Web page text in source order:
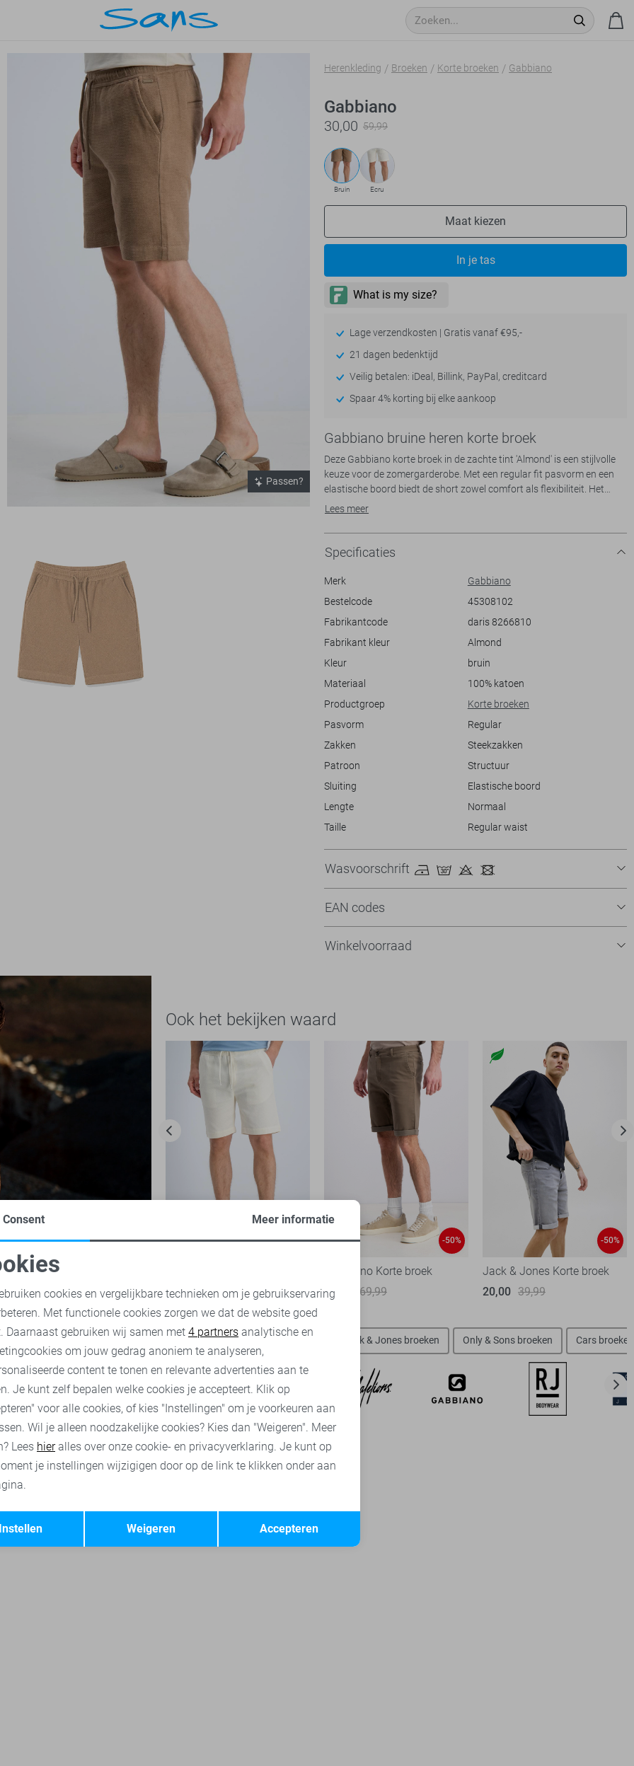
Passen?
Herenkleding Broeken Korte broeken Gabbiano
Gabbiano
30,00 59,99
Bruin Ecru
Maat kiezen
In je tas
Lage verzendkosten | Gratis vanaf €95,-
21 dagen bedenktijd
Veilig betalen: iDeal, Billink, PayPal, creditcard
Spaar 4% korting bij elke aankoop
Gabbiano bruine heren korte broek
Deze Gabbiano korte broek in de zachte tint 'Almond' is een stijlvolle
keuze voor de zomergarderobe. Met een regular fit pasvorm en een
elastische boord biedt de short zowel comfort als flexibiliteit. Het
materiaal van 100% katoen zorgt voor een aangename
toevoegt. De praktische steekzakken zijn ideaal om je essentials
binnen handbereik te houden, zonder dat het ten koste gaat van het
design.
veelzijdige keuze voor diverse gelegenheden. Of je nu een ontspannen
dag in de stad doorbrengt of een zomerse wandeling maakt, deze
short past perfect. Draag het met een luchtig T-shirt of een stijlvol
waist taille zit de broek comfortabel, terwijl het normale lengte een
moderne en toch tijdloze uitstraling behoudt.
Lees meer
Specificaties
Merk
Gabbiano
Bestelcode
45308102
Fabrikantcode
daris 8266810
Fabrikant kleur
Almond
Kleur
bruin
Materiaal
100% katoen
Productgroep
Korte broeken
Pasvorm
Regular
Zakken
Steekzakken
Patroon
Structuur
Sluiting
Elastische boord
Lengte
Normaal
Taille
Regular waist
Wasvoorschrift
EAN codes
Winkelvoorraad
Ook het bekijken waard
-50%
30,00
59,99
-50%
Gabbiano Korte broek
35,00
69,99
-50%
Jack & Jones Korte broek
20,00 39,99
Gabbiano polo`s Gabbiano broeken Gabbiano korte broeken Jack & Jones broeken Only & Sons broeken Cars broeken
cookies
cookies Marketing cookies
Terug Opslaan
Consent Meer informatie
cookies en vergelijkbare technieken om je gebruikservaring
Met functionele cookies zorgen we dat de website goed
Daarnaast gebruiken wij samen met 4 partners analytische en
om jouw gedrag anoniem te analyseren,
content te tonen en relevante advertenties aan te
Je kunt zelf bepalen welke cookies je accepteert. Klik op
voor alle cookies, of kies "Instellingen" om je voorkeuren aan
Wil je alleen noodzakelijke cookies? Kies dan "Weigeren". Meer
Lees hieralles over onze cookie- en privacyverklaring. Je kunt op
je instellingen wijzigigen door op de link te klikken onder aan
Accepteren
Weigeren